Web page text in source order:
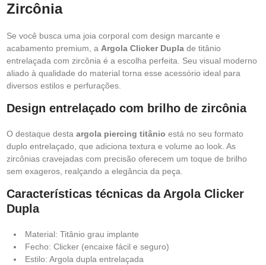
Zircônia
Se você busca uma joia corporal com design marcante e
acabamento premium, a Argola Clicker Dupla de titânio
entrelaçada com zircônia é a escolha perfeita. Seu visual moderno
aliado à qualidade do material torna esse acessório ideal para
diversos estilos e perfurações.
Design entrelaçado com brilho de zircônia
O destaque desta argola piercing titânio está no seu formato
duplo entrelaçado, que adiciona textura e volume ao look. As
zircônias cravejadas com precisão oferecem um toque de brilho
sem exageros, realçando a elegância da peça.
Características técnicas da Argola Clicker
Dupla
Material: Titânio grau implante
Fecho: Clicker (encaixe fácil e seguro)
Estilo: Argola dupla entrelaçada